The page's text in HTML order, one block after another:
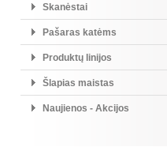
Skanėstai
Pašaras katėms
Produktų linijos
Šlapias maistas
Naujienos - Akcijos